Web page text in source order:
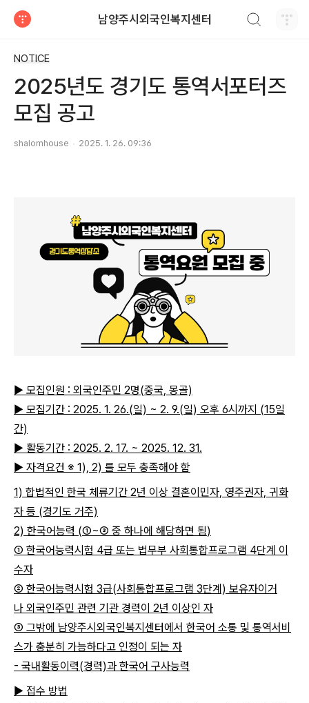
남양주시외국인복지센터
NOTICE
2025년도 경기도 통역서포터즈
모집 공고
shalomhouse 2025. 1. 26. 09:36
▶ 모집인원 : 외국인주민 2명(중국, 몽골)
▶ 모집기간 : 2025. 1. 26.(일) ~ 2. 9.(일) 오후 6시까지 (15일
간)
▶ 활동기간 : 2025. 2. 17. ~ 2025. 12. 31.
▶ 자격요건 ※ 1), 2) 를 모두 충족해야 함
1) 합법적인 한국 체류기간 2년 이상 결혼이민자, 영주권자, 귀화
자 등 (경기도 거주)
2) 한국어능력 (①~③ 중 하나에 해당하면 됨)
① 한국어능력시험 4급 또는 법무부 사회통합프로그램 4단계 이
수자
② 한국어능력시험 3급(사회통합프로그램 3단계) 보유자이거
나 외국인주민 관련 기관 경력이 2년 이상인 자
③ 그밖에 남양주시외국인복지센터에서 한국어 소통 및 통역서비
스가 충분히 가능하다고 인정이 되는 자
- 국내활동이력(경력)과 한국어 구사능력
▶ 접수 방법